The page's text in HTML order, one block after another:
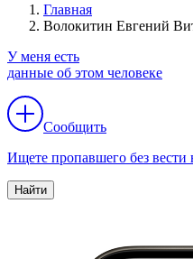
Главная
Волокитин Евгений
У меня есть
данные об этом человеке
Сообщить
Ищете пропавшего без вести
Найти